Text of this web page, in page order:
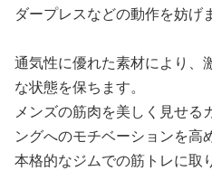
ダープレスなどの動作を妨げ
通気性に優れた素材により、
な状態を保ちます。
メンズの筋肉を美しく見せる
ングへのモチベーションを高
本格的なジムでの筋トレに取